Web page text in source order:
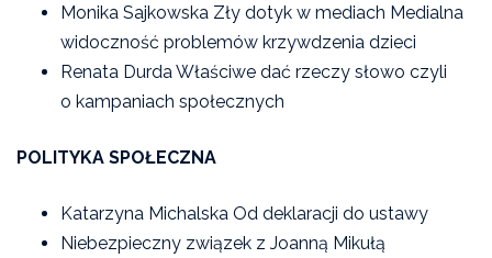
Monika Sajkowska Zły dotyk w mediach Medialna
widoczność problemów krzywdzenia dzieci
Renata Durda Właściwe dać rzeczy słowo czyli
o kampaniach społecznych
POLITYKA SPOŁECZNA
Katarzyna Michalska Od deklaracji do ustawy
Niebezpieczny związek z Joanną Mikułą